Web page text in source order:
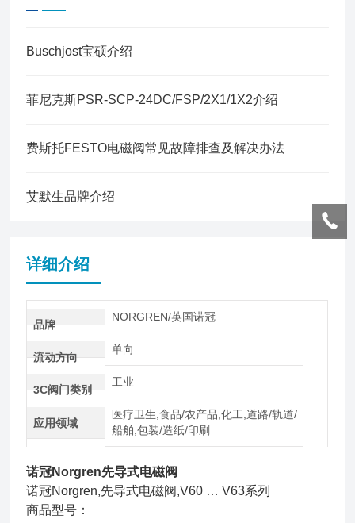
Buschjost宝硕介绍
菲尼克斯PSR-SCP-24DC/FSP/2X1/1X2介绍
费斯托FESTO电磁阀常见故障排查及解决办法
艾默生品牌介绍
详细介绍
品牌
NORGREN/英国诺冠
流动方向
单向
3C阀门类别
工业
应用领域
医疗卫生,食品/农产品,化工,道路/轨道/
船舶,包装/造纸/印刷
诺冠Norgren先导式电磁阀
诺冠Norgren,先导式电磁阀,V60 … V63系列
商品型号：